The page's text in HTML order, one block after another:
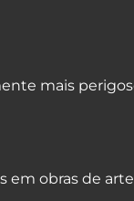
mais
em obras de arte